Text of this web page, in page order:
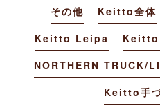
その他
Keitto全体
Keitto Leipa
NORTHERN TRUCK/
Keitto手